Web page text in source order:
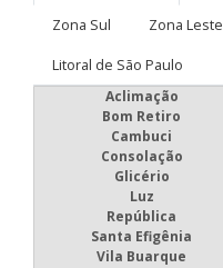
Zona Sul
Zona Leste
Litoral de São Paulo
Aclimação
Bom Retiro
Cambuci
Consolação
Glicério
Luz
República
Santa Efigênia
Vila Buarque